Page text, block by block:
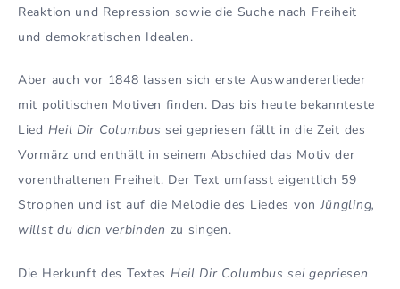
Reaktion und Repression sowie die Suche nach Freiheit
und demokratischen Idealen.
Aber auch vor 1848 lassen sich erste Auswandererlieder
mit politischen Motiven finden. Das bis heute bekannteste
Lied Heil Dir Columbus sei gepriesen fällt in die Zeit des
Vormärz und enthält in seinem Abschied das Motiv der
vorenthaltenen Freiheit. Der Text umfasst eigentlich 59
Strophen und ist auf die Melodie des Liedes vonJüngling,
willst du dich verbinden zu singen.
Die Herkunft des Textes Heil Dir Columbus sei gepriesen